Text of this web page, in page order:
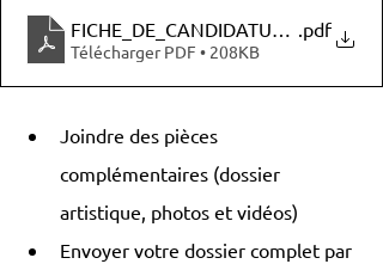
.pdf
Télécharger PDF • 208KB
Joindre des pièces
complémentaires (dossier
artistique, photos et vidéos)
Envoyer votre dossier complet par